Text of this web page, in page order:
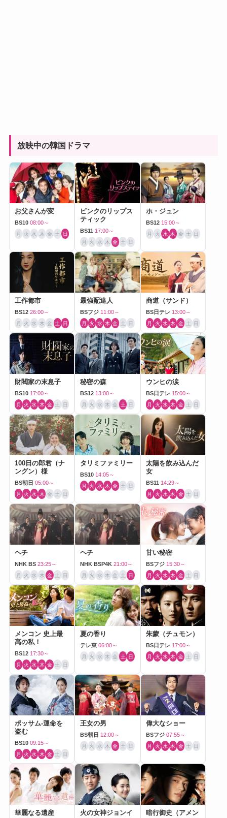
放映中の韓国ドラマ
お父さんが変
BS10 08:00～
月 火 水 木 金 土 日
ピンクのリップス
ティック
BS11 17:00～
月 火 水 木 金 土 日
ホ・ジュン
BS12 15:00～
月 火 水 木 金 土 日
工作都市
BS12 26:00～
月 火 水 木 金 土 日
最強配達人
BSフジ 11:00～
月 火 水 木 金 土 日
商道（サンド）
BS日テレ 13:00～
月 火 水 木 金 土 日
財閥家の末息子
BS10 17:00～
月 火 水 木 金 土 日
秘密の森
BS12 13:00～
月 火 水 木 金 土 日
ウンヒの涙
BS日テレ 15:00～
月 火 水 木 金 土 日
100日の郎君（ナ
ングン）様
BS朝日 05:00～
月 火 水 木 金 土 日
タリミファミリー
BS10 14:05～
月 火 水 木 金 土 日
太陽を飲み込んだ
女
BS11 14:29～
月 火 水 木 金 土 日
ヘチ
NHK BS 23:25～
月 火 水 木 金 土 日
ヘチ
NHK BSP4K 21:00～
月 火 水 木 金 土 日
甘い秘密
BSフジ 15:30～
月 火 水 木 金 土 日
メンコン 史上最
高の私！
BS12 17:30～
月 火 水 木 金 土 日
夏の香り
テレ東 06:00～
月 火 水 木 金 土 日
朱蒙（チュモン）
BS日テレ 17:00～
月 火 水 木 金 土 日
ポッサム-運命を
盗む
BS10 09:15～
月 火 水 木 金 土 日
王女の男
BS朝日 12:00～
月 火 水 木 金 土 日
偉大なショー
BSフジ 07:55～
月 火 水 木 金 土 日
華麗なる遺産 火の女神ジョンイ
暗行御史（アメン